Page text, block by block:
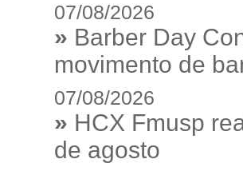
07/08/2026
» Barber Day
movimento de
07/08/2026
» HCX Fmusp
de agosto